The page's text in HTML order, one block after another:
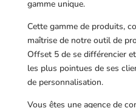
gamme unique.
Cette gamme de produits,
maîtrise de notre outil de
Offset 5 de se différencier
les plus pointues de ses
de personnalisation.
Vous êtes une agence de